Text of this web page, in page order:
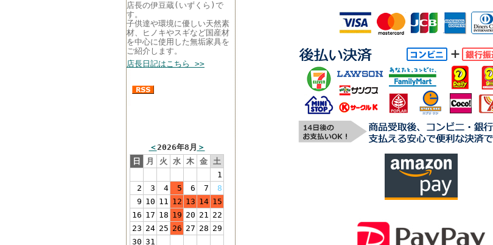
店長の伊豆蔵(いずくら)で
す。
子供達や環境に優しい天然素
材、ヒノキやスギなど国産材
を中心に使用した無垢家具を
ご紹介します。
店長日記はこちら >>
＜2026年8月 ＞
日
月 火 水 木 金 土
1
2
3 4 5 6 7
8
9 10 11 12 13 14 15
16 17 18 19 20 21 22
23 24 25 26 27 28 29
30 31